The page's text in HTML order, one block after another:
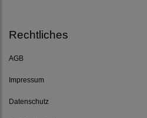
Rechtliches
AGB
Impressum
Datenschutz